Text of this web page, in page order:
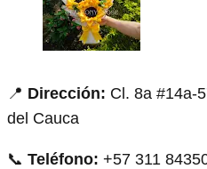
📍 Dirección: Cl. 8a #14a-
del Cauca
📞 Teléfono: +57 311